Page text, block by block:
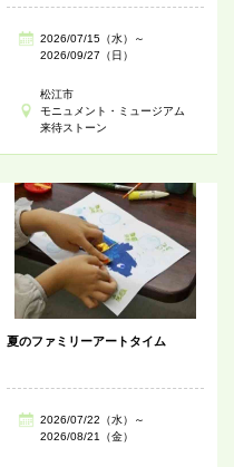
2026/07/15（水）～
2026/09/27（日）
松江市
モニュメント・ミュージアム
来待ストーン
夏のファミリーアートタイム
2026/07/22（水）～
2026/08/21（金）